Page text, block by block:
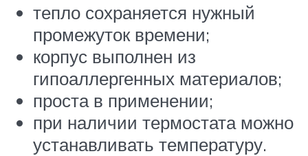
тепло сохраняется нужный
промежуток времени;
корпус выполнен из
гипоаллергенных материалов;
проста в применении;
при наличии термостата можно
устанавливать температуру.